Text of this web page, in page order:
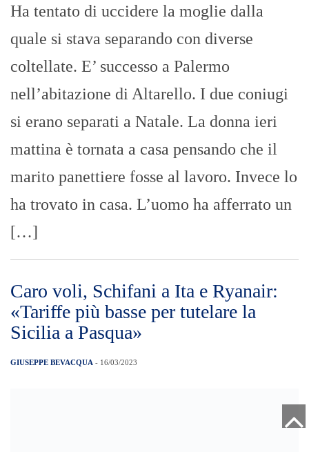
Ha tentato di uccidere la moglie dalla
quale si stava separando con diverse
coltellate. E’ successo a Palermo
nell’abitazione di Altarello. I due coniugi
si erano separati a Natale. La donna ieri
mattina è tornata a casa pensando che il
marito panettiere fosse al lavoro. Invece lo
ha trovato in casa. L’uomo ha afferrato un
[…]
Caro voli, Schifani a Ita e Ryanair:
«Tariffe più basse per tutelare la
Sicilia a Pasqua»
GIUSEPPE BEVACQUA - 16/03/2023